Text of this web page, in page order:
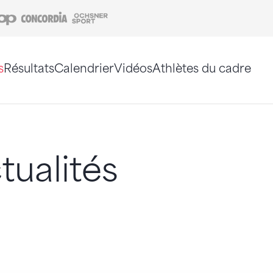
Coop Concordia
RésultatsCalendrierVidéosAthlètes du cadre